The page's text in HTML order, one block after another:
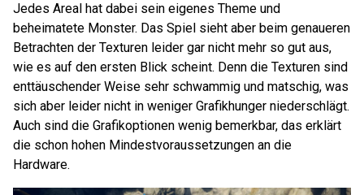
Jedes Areal hat dabei sein eigenes Theme und
beheimatete Monster. Das Spiel sieht aber beim genaueren
Betrachten der Texturen leider gar nicht mehr so gut aus,
wie es auf den ersten Blick scheint. Denn die Texturen sind
enttäuschender Weise sehr schwammig und matschig, was
sich aber leider nicht in weniger Grafikhunger niederschlägt.
Auch sind die Grafikoptionen wenig bemerkbar, das erklärt
die schon hohen Mindestvoraussetzungen an die
Hardware.